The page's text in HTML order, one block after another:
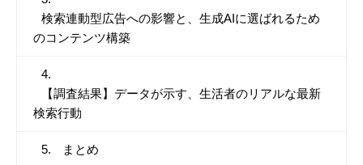
検索連動型広告への影響と、生成AIに選ばれるため
のコンテンツ構築
【調査結果】データが示す、生活者のリアルな最新
検索行動
まとめ